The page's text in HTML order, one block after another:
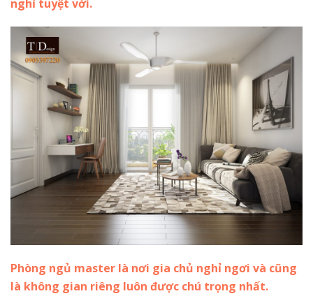
nghỉ tuyệt vời.
Phòng ngủ master là nơi gia chủ nghỉ ngơi và cũng
là không gian riêng luôn được chú trọng nhất.